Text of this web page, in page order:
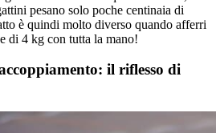
pesano solo poche centinaia di
è quindi molto diverso quando afferri
di 4 kg con tutta la mano!
il riflesso di